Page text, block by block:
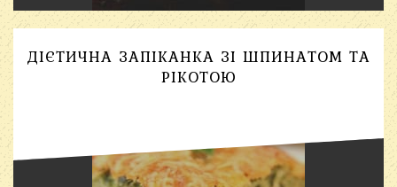
ДІЄТИЧНА ЗАПІКАНКА ЗІ ШПИНАТОМ ТА
РІКОТОЮ